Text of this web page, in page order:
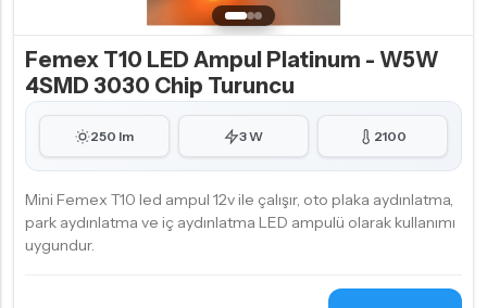
Femex T10 LED Ampul Platinum - W5W
4SMD 3030 Chip Turuncu
250 lm 3 W 2100
Mini Femex T10 led ampul 12v ile çalışır, oto plaka aydınlatma,
park aydınlatma ve iç aydınlatma LED ampulü olarak kullanımı
uygundur.